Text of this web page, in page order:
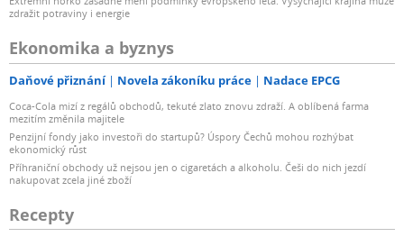
zdražit potraviny i energie
Ekonomika a byznys
Daňové přiznání Novela zákoníku práce Nadace EPCG
Coca-Cola mizí z regálů obchodů, tekuté zlato znovu zdraží. A oblíbená farma
mezitím změnila majitele
Penzijní fondy jako investoři do startupů? Úspory Čechů mohou rozhýbat
ekonomický růst
Příhraniční obchody už nejsou jen o cigaretách a alkoholu. Češi do nich jezdí
nakupovat zcela jiné zboží
Recepty